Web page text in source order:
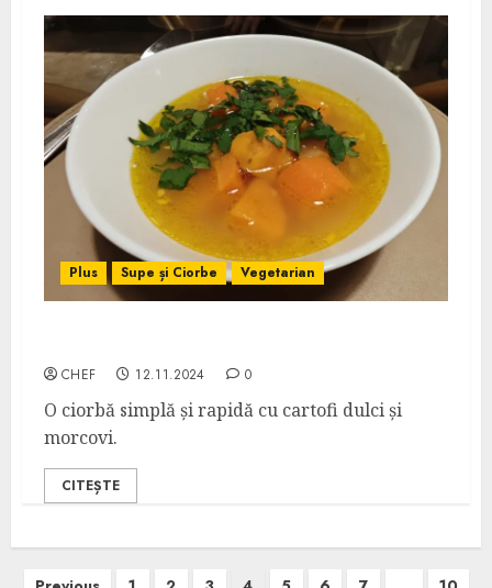
Plus Supe și Ciorbe Vegetarian
CHEF 12.11.2024 0
O ciorbă simplă și rapidă cu cartofi dulci și
morcovi.
CITEȘTE